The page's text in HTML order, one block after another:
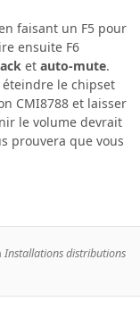
faisant un F5 pour
ensuite F6
et auto-mute.
le chipset
CMI8788 et laisser
le volume devrait
prouvera que vous
Installations distributions